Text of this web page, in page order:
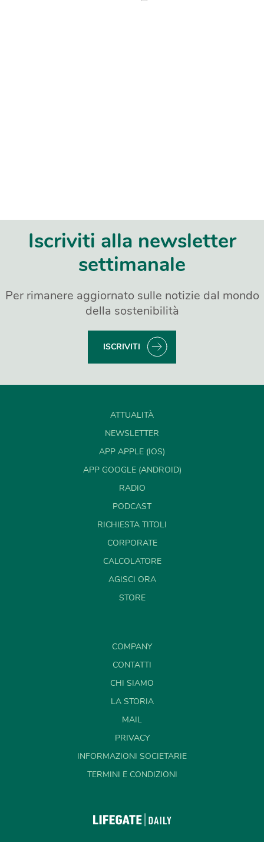
Iscriviti alla newsletter
settimanale
Per rimanere aggiornato sulle notizie dal mondo
della sostenibilità
ISCRIVITI
ATTUALITÀ
NEWSLETTER
APP APPLE (IOS)
APP GOOGLE (ANDROID)
RADIO
PODCAST
RICHIESTA TITOLI
CORPORATE
CALCOLATORE
AGISCI ORA
STORE
COMPANY
CONTATTI
CHI SIAMO
LA STORIA
MAIL
PRIVACY
INFORMAZIONI SOCIETARIE
TERMINI E CONDIZIONI